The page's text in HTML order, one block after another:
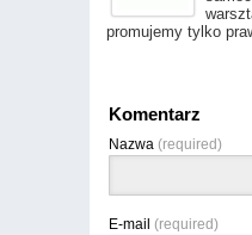
promujemy tylko
Komentarz
Nazwa (required)
E-mail (required)